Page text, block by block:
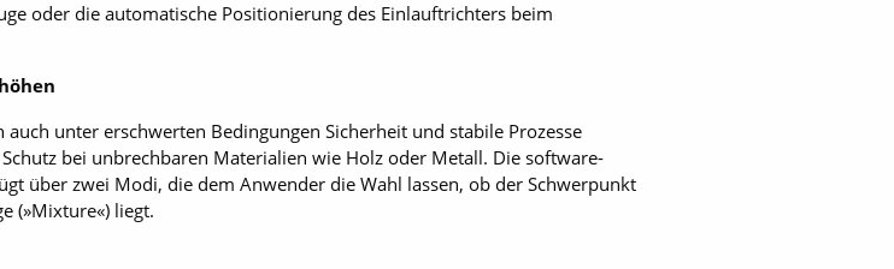
oder die automatische Positionierung des Einlauftrichters beim
unter erschwerten Bedingungen Sicherheit und stabile Prozesse
bei unbrechbaren Materialien wie Holz oder Metall. Die software-
über zwei Modi, die dem Anwender die Wahl lassen, ob der Schwerpunkt
(»Mixture«) liegt.